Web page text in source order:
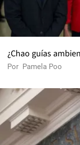
¿Chao guías
Por Pamela Poo